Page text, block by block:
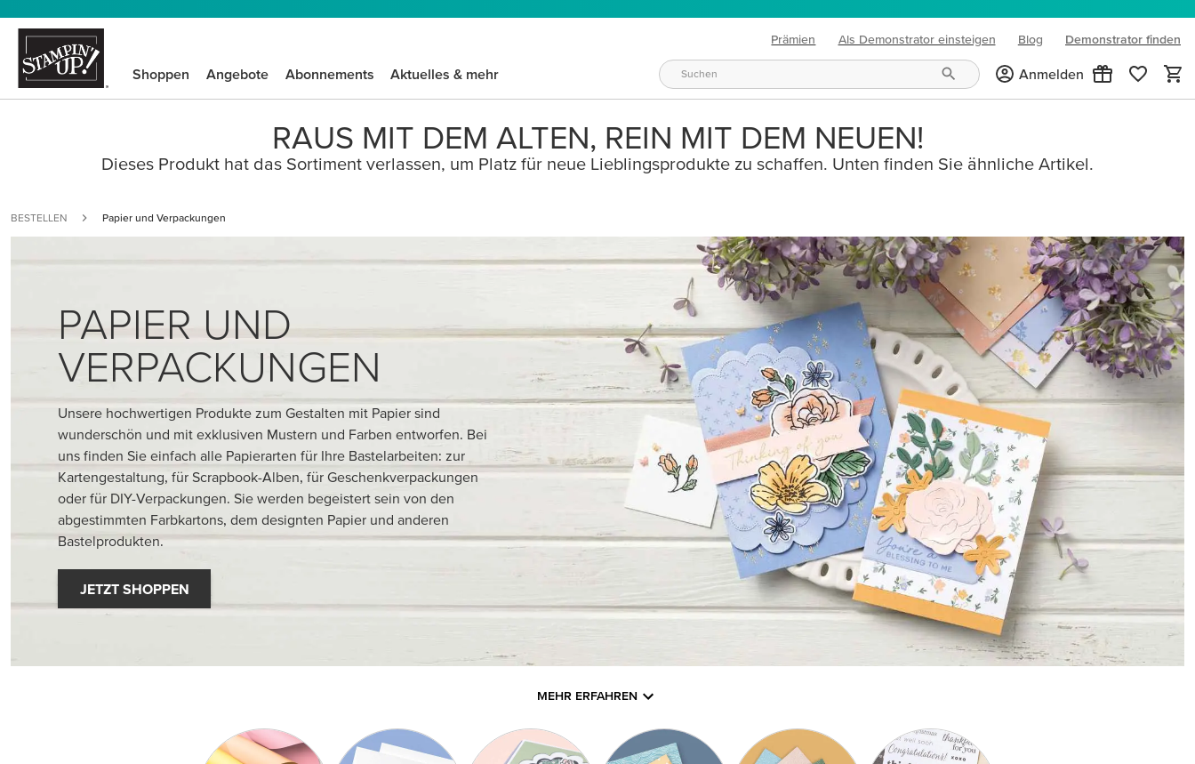
Prämien Als Demonstrator einsteigen Blog
(opens in new tab)
Demonstrator finden
Shoppen Angebote Abonnements Aktuelles & mehr Anmelden
RAUS MIT DEM ALTEN, REIN MIT DEM NEUEN!
Dieses Produkt hat das Sortiment verlassen, um Platz für neue Lieblingsprodukte zu schaffen. Unten finden Sie ähnliche Artikel.
BESTELLEN Papier und Verpackungen
PAPIER UND
VERPACKUNGEN
Unsere hochwertigen Produkte zum Gestalten mit Papier sind
wunderschön und mit exklusiven Mustern und Farben entworfen. Bei
uns finden Sie einfach alle Papierarten für Ihre Bastelarbeiten: zur
Kartengestaltung, für Scrapbook-Alben, für Geschenkverpackungen
oder für DIY-Verpackungen. Sie werden begeistert sein von den
abgestimmten Farbkartons, dem designten Papier und anderen
Bastelprodukten.
JETZT SHOPPEN
MEHR ERFAHREN